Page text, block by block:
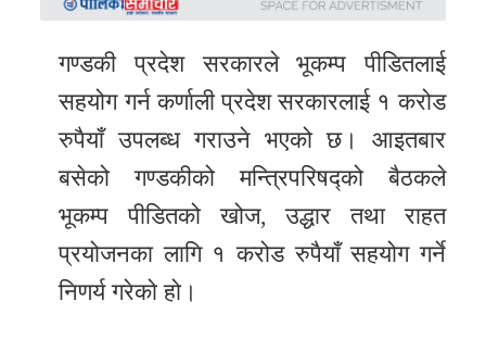
समाचार
Preeti
unicode
स्थानीय
English
गण्डकी प्रदेश सरकारले भूकम्प पीडितलाई
सहयोग गर्न कर्णाली प्रदेश सरकारलाई १ करोड
रुपैयाँ उपलब्ध गराउने भएको छ। आइतबार
बसेको गण्डकीको मन्त्रिपरिषद्को बैठकले
भूकम्प पीडितको खोज, उद्धार तथा राहत
प्रयोजनका लागि १ करोड रुपैयाँ सहयोग गर्ने
निणर्य गरेको हो।